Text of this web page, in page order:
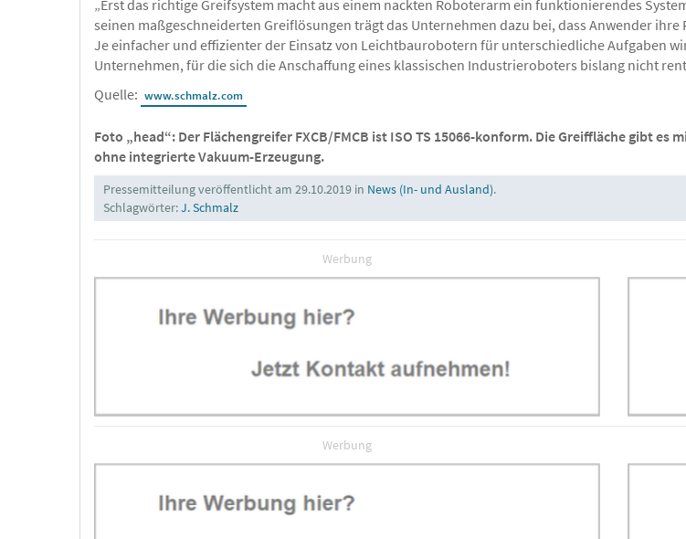
„Erst das richtige Greifsystem macht aus einem nackten Roboterarm ein funktionierendes
seinen maßgeschneiderten Greiflösungen trägt das Unternehmen dazu bei, dass Anwender
Je einfacher und effizienter der Einsatz von Leichtbaurobotern für unterschiedliche Aufgaben
Unternehmen, für die sich die Anschaffung eines klassischen Industrieroboters bislang nicht
Quelle: www.schmalz.com
Foto „head“: Der Flächengreifer FXCB/FMCB ist ISO TS 15066-konform. Die Greiffläche gibt
ohne integrierte Vakuum-Erzeugung.
Pressemitteilung veröffentlicht am 29.10.2019 in News (In- und Ausland).
Schlagwörter:J. Schmalz
Werbung
Werbung